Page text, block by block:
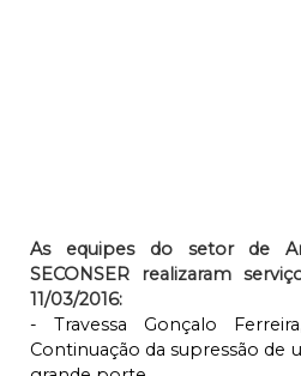
As equipes do setor de
SECONSER realizaram
11/03/2016:
- Travessa Gonçalo
Continuação da supressão de